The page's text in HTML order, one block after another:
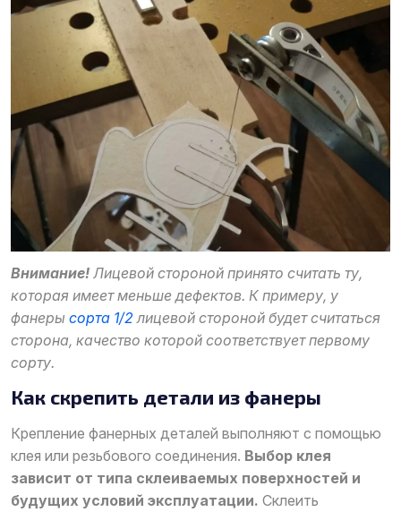
Внимание! Лицевой стороной принято считать ту,
которая имеет меньше дефектов. К примеру, у
фанеры сорта 1/2 лицевой стороной будет считаться
сторона, качество которой соответствует первому
сорту.
Как скрепить детали из фанеры
Крепление фанерных деталей выполняют с помощью
клея или резьбового соединения. Выбор клея
зависит от типа склеиваемых поверхностей и
будущих условий эксплуатации. Склеить